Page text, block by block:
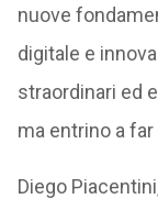
nuove
digitale e
straordinari ed
ma entrino a
Diego